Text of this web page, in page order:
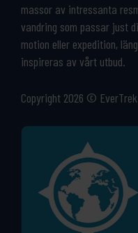
massor av intressanta
vandring som passar just
motion eller expedition,
inspireras av vårt utbud.
Copyright 2026 ©